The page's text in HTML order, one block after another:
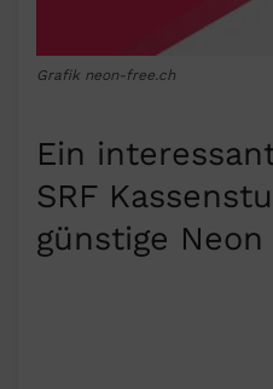
Grafik neon-free.ch
Ein
SRF
günstige